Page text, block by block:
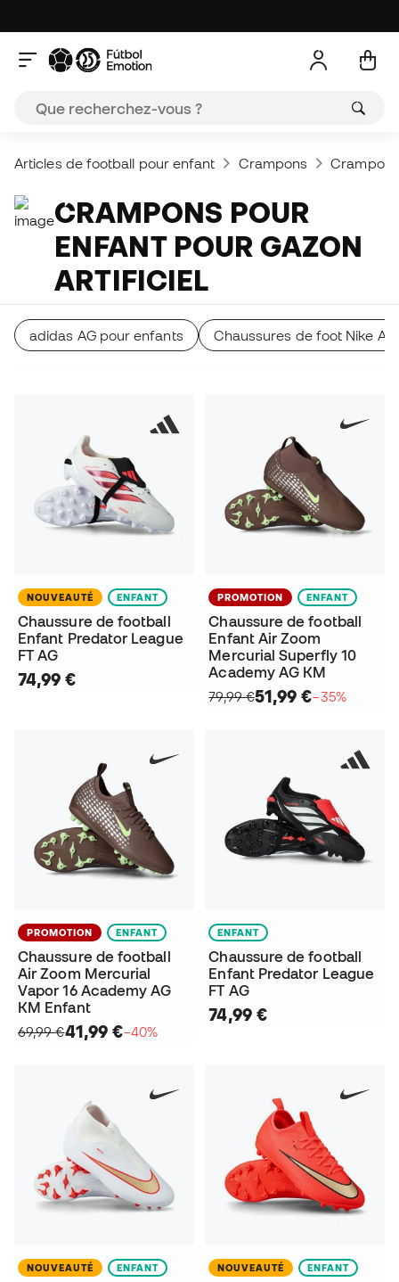
Articles de football pour enfant Crampons
CRAMPONS POUR
ENFANT POUR GAZON
ARTIFICIEL
adidas AG pour enfants Chaussures de foot Nike
NOUVEAUTÉ ENFANT
Chaussure de football
Enfant Predator League
FT AG
74,99 €
PROMOTION ENFANT
Chaussure de football
Enfant Air Zoom
Mercurial Superfly 10
Academy AG KM
79,99 €51,99 €−35%
PROMOTION ENFANT
Chaussure de football
Air Zoom Mercurial
Vapor 16 Academy AG
KM Enfant
69,99 €41,99 €−40%
ENFANT
Chaussure de football
Enfant Predator League
FT AG
74,99 €
NOUVEAUTÉ ENFANT NOUVEAUTÉ ENFANT